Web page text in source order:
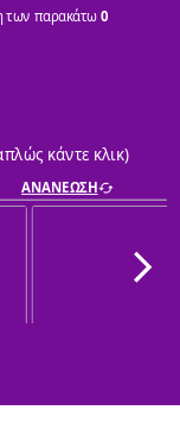
των παρακάτω0
κάντε κλικ)
ΑΝΑΝΕΩΣΗ